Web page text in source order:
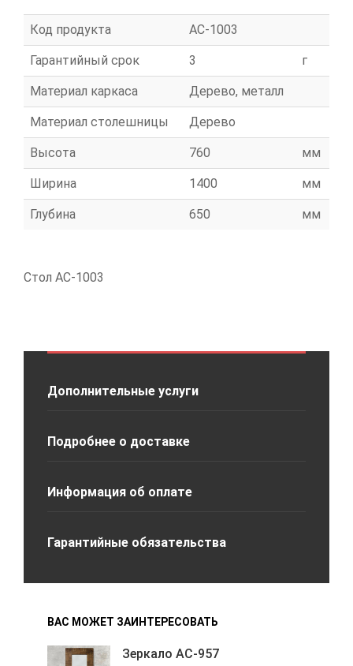
Код продукта АС-1003
Гарантийный срок 3 г
Материал каркаса Дерево, металл
Материал столешницы Дерево
Высота 760 мм
Ширина 1400 мм
Глубина 650 мм
Стол АС-1003
Дополнительные услуги
Подробнее о доставке
Информация об оплате
Гарантийные обязательства
ВАС МОЖЕТ ЗАИНТЕРЕСОВАТЬ
Зеркало АС-957